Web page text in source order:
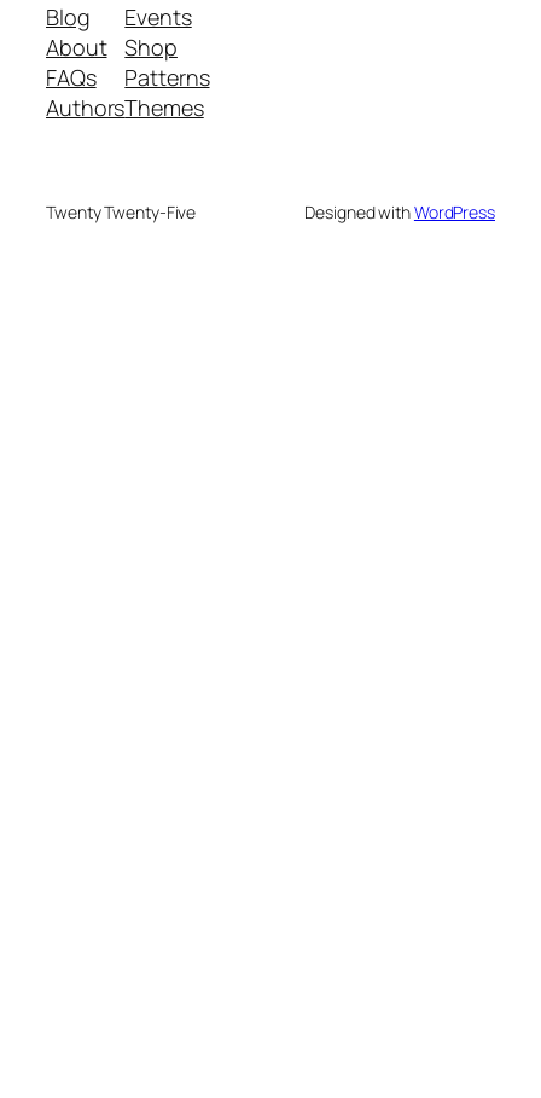
Blog
About
FAQs
Authors
Events
Shop
Patterns
Themes
Twenty Twenty-Five Designed withWordPress